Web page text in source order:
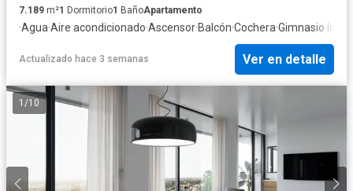
7.189 m²1 Dormitorio1 BañoApartamento
·Agua·Aire acondicionado·Ascensor·Balcón·Cochera·Gimnasio·
Actualizado hace 3 semanas Ver en detalle
1 /10